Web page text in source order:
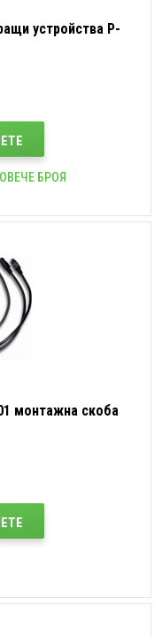
устройства P-
БРОЯ
монтажна скоба